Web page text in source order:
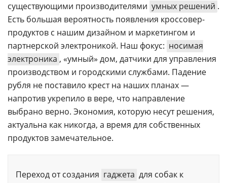
существующими производителями умных решений .
Есть большая вероятность появления кроссовер-
продуктов с нашим дизайном и маркетингом и
партнерской электроникой. Наш фокус: носимая
электроника , «умный» дом, датчики для управления
производством и городскими службами. Падение
рубля не поставило крест на наших планах —
напротив укрепило в вере, что направление
выбрано верно. Экономия, которую несут решения,
актуальна как никогда, а время для собственных
продуктов замечательное.
Переход от создания гаджета для собак к